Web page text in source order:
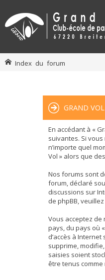
Index du forum
GRAND
En accédant à «
suivantes. Si
n’importe quel
Vol » alors que
Nos forums sont
forum, déclaré
discussions sur
de phpBB,
Vous acceptez
pays, du pays où
d’accès à
supprime,
saisies soient
être tenus